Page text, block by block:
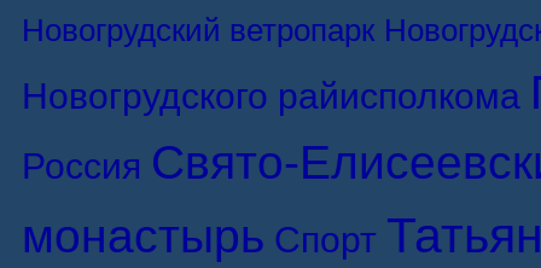
Новогрудский ветропарк
Новогрудского райисполкома
Россия Свято-
монастырь Спорт